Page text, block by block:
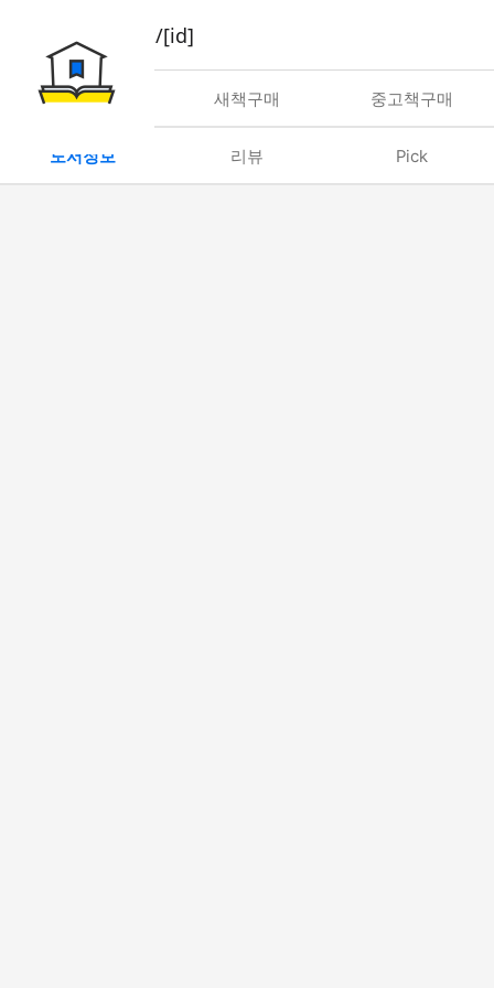
book/rent/[id]
대여 새책구매 중고책구매
도서정보 리뷰 Pick